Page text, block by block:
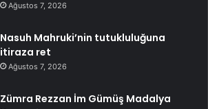
Ağustos 7, 2026
Nasuh Mahruki’nin tutukluluğuna
itiraza ret
Ağustos 7, 2026
Zümra Rezzan İm Gümüş Madalya